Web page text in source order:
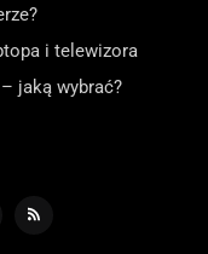
i telewizora
jaką wybrać?